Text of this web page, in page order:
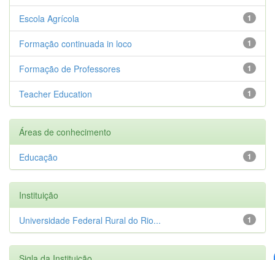
1
Escola Agrícola
1
Formação continuada in loco
1
Formação de Professores
1
Teacher Education
Áreas de conhecimento
1
Educação
Instituição
1
Universidade Federal Rural do Rio...